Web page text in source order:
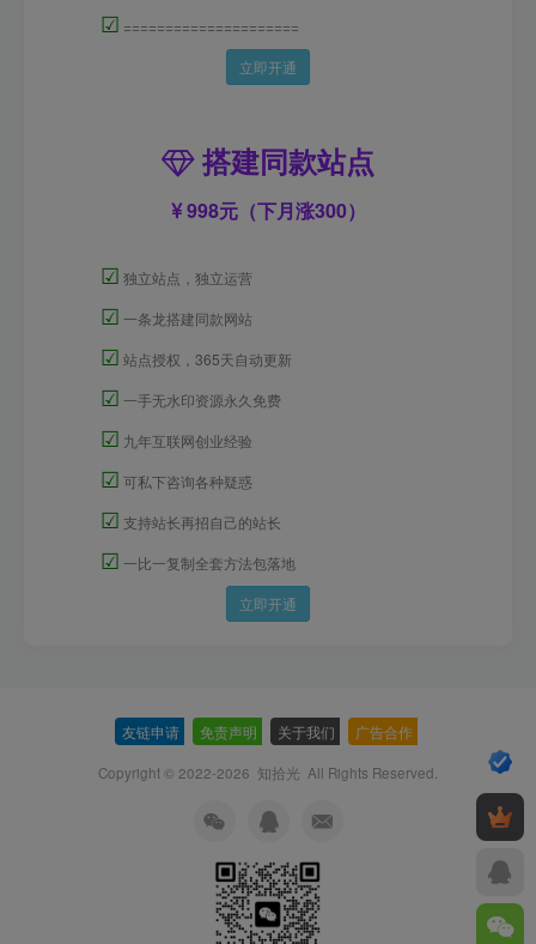
☑ =====================
立即开通
搭建同款站点
998元（下月涨300）
☑ 独立站点，独立运营
☑ 一条龙搭建同款网站
☑ 站点授权，365天自动更新
☑ 一手无水印资源永久免费
☑ 九年互联网创业经验
☑ 可私下咨询各种疑惑
☑ 支持站长再招自己的站长
☑ 一比一复制全套方法包落地
立即开通
友链申请 免责声明 关于我们 广告合作
Copyright © 2022-2026 知拾光 All Rights Reserved.